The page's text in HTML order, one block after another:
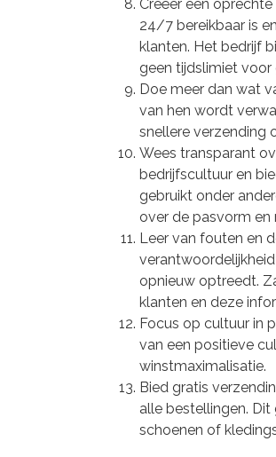
Creëer een
24/7 bereikbaar is
klanten. Het bedrijf
geen tijdslimiet voor
Doe meer dan wat
van hen wordt
snellere verzending
Wees transparant
bedrijfscultuur en
gebruikt onder
over de pasvorm en
Leer van fouten en
opnieuw optreedt.
klanten en deze
Focus op cultuur in
van een positieve
winstmaximalisatie.
Bied gratis
alle bestellingen.
schoenen of